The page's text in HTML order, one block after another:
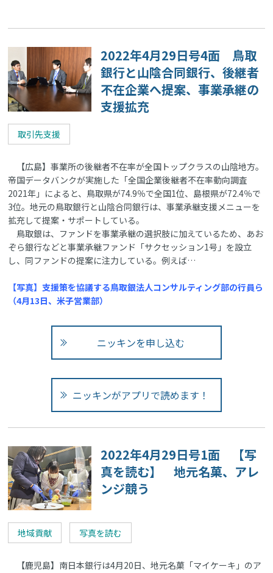
2022年4月29日号4面 鳥取
銀行と山陰合同銀行、後継者
不在企業へ提案、事業承継の
支援拡充
取引先支援
【広島】事業所の後継者不在率が全国トップクラスの山陰地方。
帝国データバンクが実施した「全国企業後継者不在率動向調査
2021年」によると、鳥取県が74.9％で全国1位、島根県が72.4％で
3位。地元の鳥取銀行と山陰合同銀行は、事業承継支援メニューを
拡充して提案・サポートしている。
鳥取銀は、ファンドを事業承継の選択肢に加えているため、あお
ぞら銀行などと事業承継ファンド「サクセッション1号」を設立
し、同ファンドの提案に注力している。例えば…
【写真】支援策を協議する鳥取銀法人コンサルティング部の行員ら
（4月13日、米子営業部）
ニッキンを申し込む
ニッキンがアプリで読めます！
2022年4月29日号1面 【写
真を読む】 地元名菓、アレ
ンジ競う
地域貢献 写真を読む
【鹿児島】南日本銀行は4月20日、地元名菓「マイケーキ」のア